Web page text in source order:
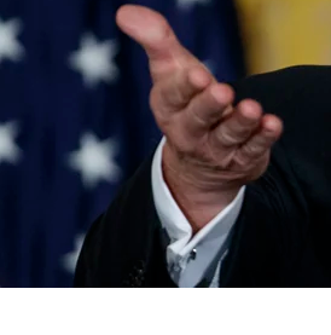
veranstaltungen
fragen & hilfe
unterstützen
genossenschaft